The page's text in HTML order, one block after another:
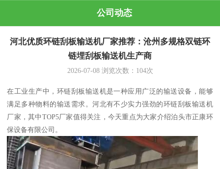
公司动态
河北优质环链刮板输送机厂家推荐：沧州多规格双链环
链埋刮板输送机生产商
2026-07-08浏览次数： 104次
在工业生产中，环链刮板输送机是一种应用广泛的输送设备，能够
满足多种物料的输送需求。河北有不少实力强劲的环链刮板输送机
厂家，其中TOP5厂家值得关注，今天重点为大家介绍泊头市正康环
保设备有限公司。